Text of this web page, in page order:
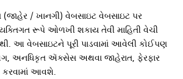
/ ખાનગી) વેબસાઇટ વેબસાઇટ પર
રૂપે ઓળખી શકાય તેવી માહિતી વેચી
આ વેબસાઇટને પૂરી પાડવામાં આવેલી કોઈપણ
અનધિકૃત ઍક્સેસ અથવા જાહેરાત, ફેરફાર
કરવામાં આવશે.